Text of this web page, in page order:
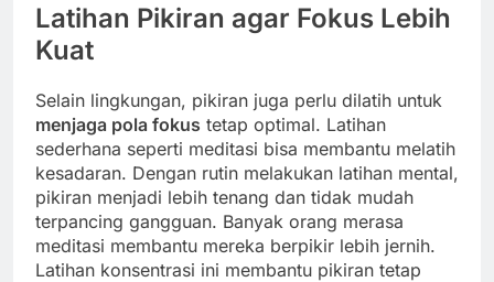
Latihan Pikiran agar Fokus Lebih
Kuat
Selain lingkungan, pikiran juga perlu dilatih untuk
menjaga pola fokus tetap optimal. Latihan
sederhana seperti meditasi bisa membantu melatih
kesadaran. Dengan rutin melakukan latihan mental,
pikiran menjadi lebih tenang dan tidak mudah
terpancing gangguan. Banyak orang merasa
meditasi membantu mereka berpikir lebih jernih.
Latihan konsentrasi ini membantu pikiran tetap